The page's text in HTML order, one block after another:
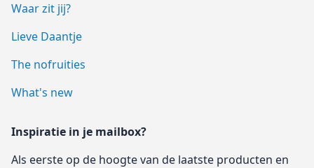
Waar zit jij?
Lieve Daantje
The nofruities
What's new
Inspiratie in je mailbox?
Als eerste op de hoogte van de laatste producten en